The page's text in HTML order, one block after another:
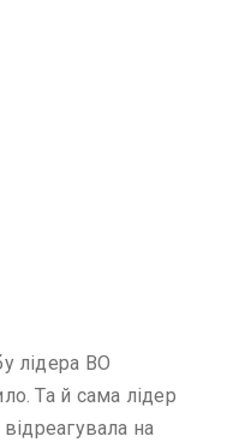
лідера ВО
Та й сама лідер
на